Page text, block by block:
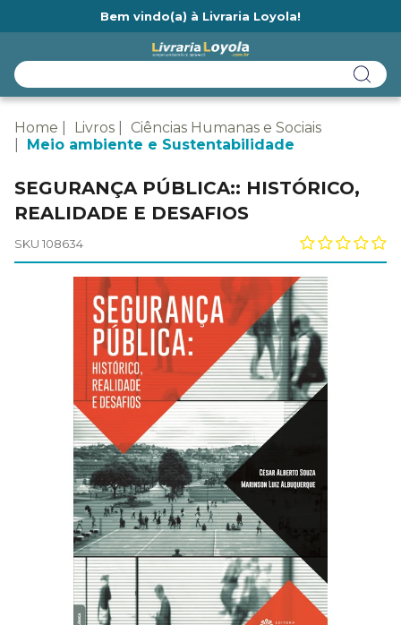
Bem vindo(a) à Livraria Loyola!
Home Livros
Ciências Humanas e Sociais
Meio ambiente e Sustentabilidade
SEGURANÇA PÚBLICA:: HISTÓRICO,
REALIDADE E DESAFIOS
SKU 108634